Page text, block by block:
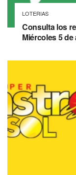
LOTERIAS
Consulta los
Miércoles 5